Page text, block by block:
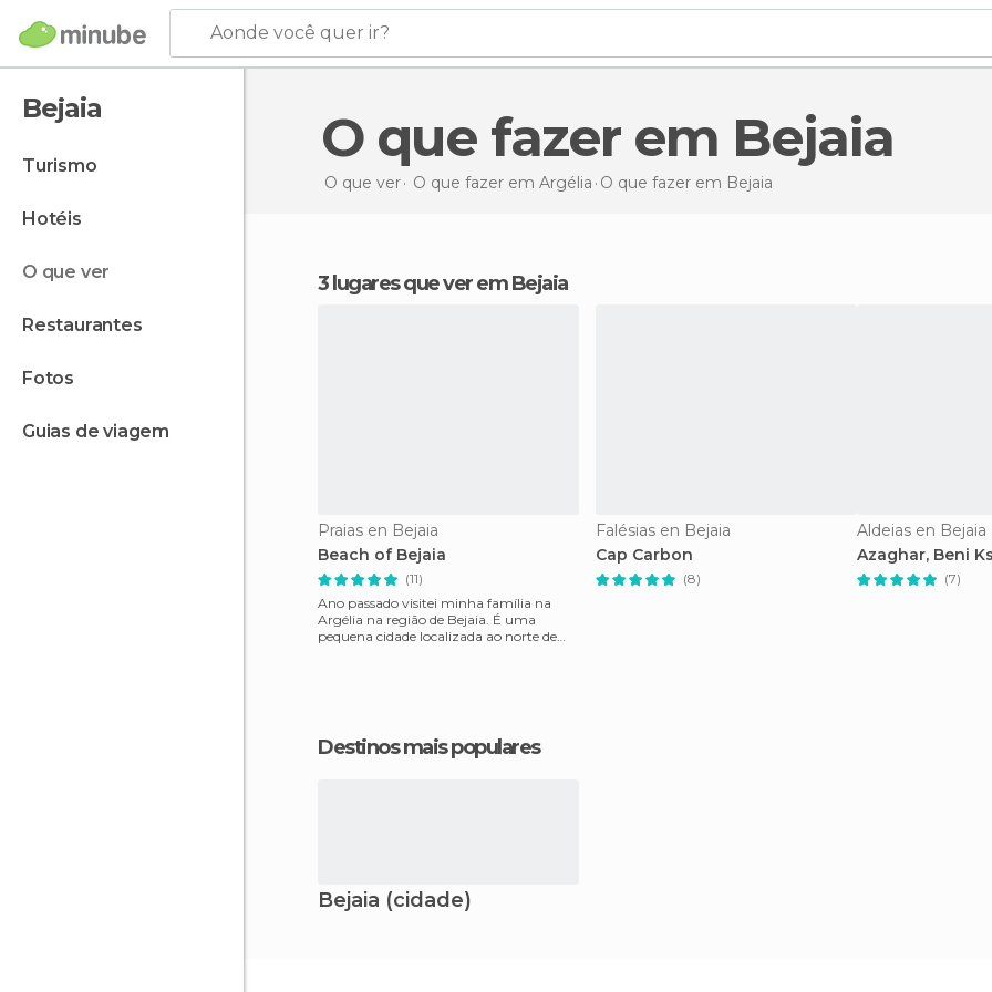
Aonde você quer ir?
Bejaia
turismo
hotéis
o que ver
restaurantes
fotos
guias de viagem
O que fazer em Bejaia
O que ver O que fazer em Argélia O que fazer em Bejaia
3 lugares que ver em Bejaia
Praias en Bejaia
Beach of Bejaia
(11)
Ano passado visitei minha família na
Argélia na região de Bejaia. É uma
pequena cidade localizada ao norte de
Falésias en Bejaia
Cap Carbon
(8)
Aldeias en Bejaia
Azaghar, Beni
(7)
Destinos mais populares
Bejaia (cidade)